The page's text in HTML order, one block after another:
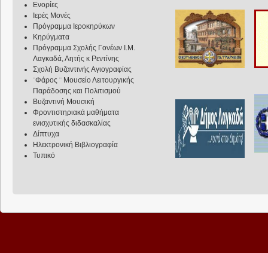
Ενορίες
Ιερές Μονές
Πρόγραμμα Ιεροκηρύκων
Κηρύγματα
Πρόγραμμα Σχολής Γονέων Ι.Μ.
Λαγκαδά, Λητής κ Ρεντίνης
Σχολή Βυζαντινής Αγιογραφίας
¨Φάρος ¨ Μουσείο Λειτουργικής
Παράδοσης και Πολιτισμού
Βυζαντινή Μουσική
Φροντιστηριακά μαθήματα
ενισχυτικής διδασκαλίας
Δίπτυχα
Ηλεκτρονική Βιβλιογραφία
Τυπικό